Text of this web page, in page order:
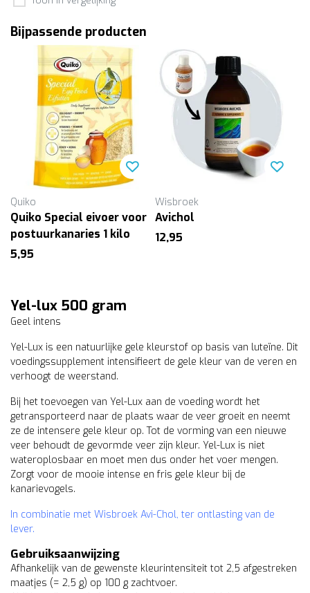
Bijpassende producten
Quiko
Quiko Special eivoer voor
postuurkanaries 1 kilo
5,95
Wisbroek
Avichol
12,95
Yel-lux 500 gram
Geel intens
Yel-Lux is een natuurlijke gele kleurstof op basis van luteïne. Dit
voedingssupplement intensifieert de gele kleur van de veren en
verhoogt de weerstand.
Bij het toevoegen van Yel-Lux aan de voeding wordt het
getransporteerd naar de plaats waar de veer groeit en neemt
ze de intensere gele kleur op. Tot de vorming van een nieuwe
veer behoudt de gevormde veer zijn kleur. Yel-Lux is niet
wateroplosbaar en moet men dus onder het voer mengen.
Zorgt voor de mooie intense en fris gele kleur bij de
kanarievogels.
In combinatie met Wisbroek Avi-Chol, ter ontlasting van de
lever.
Gebruiksaanwijzing
Afhankelijk van de gewenste kleurintensiteit tot 2,5 afgestreken
maatjes (= 2,5 g) op 100 g zachtvoer.